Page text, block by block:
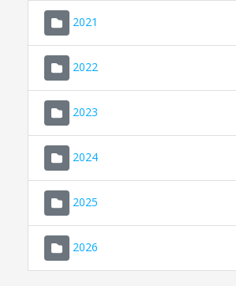
2021
2022
2023
2024
2025
2026